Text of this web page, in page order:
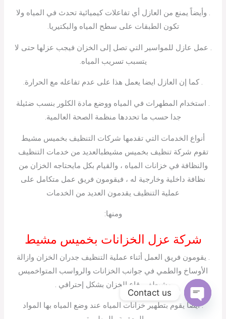
. وأيضاً يمنع من العازل أي تفاعلات كيميائية تحدث في المياه ولا
تكون الطبقات على سطح المياه والبكتيريا.
. عمل عازل للمواسير التي تصل إلى الخزان فيجب عزلها حتى لا
يتسبب تسريب المياه.
. كما إن العازل ايضا يعمل هذا على عدم تفاعله مع الحرارة.
. استخدام المطهرات في المياه ووضع مادة الكلور بنسب ضئيلة
جدا حسب ما تحددها منظمة الصحة العالمية.
أنواع الخدمات التي تقدمها شركات التنظيف بخميس مشيط
تقوم شركة تنظيف بخميس مشيطبالعديد من خدمات التنظيف
والنظافة في خزانات المياه ، والقيام بكل مايحتاجه الخزان من
نظافة داخلية وخارجية له ، فيقومون فريق عمل متكامل على
عملية التنظيف يقدمون العديد من الخدمات
ومنها:
شركة عزل الخزانات بخميس مشيط
. يقومون فريق العمل أثناء عملية التنظيف جدران الخزان وازالة
الأوساخ والطمي في جوانب الخزانات والرواسب المتواخميس
مشيطفي قاع الخزان بشكل إحترافي .
. أيضا يقوم بتطهير خزانات المياه عند وضع المياه بها المواد
Contact us
Open